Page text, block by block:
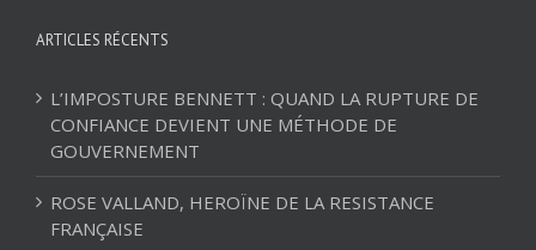
ARTICLES RÉCENTS
L’IMPOSTURE BENNETT : QUAND LA RUPTURE DE
CONFIANCE DEVIENT UNE MÉTHODE DE
GOUVERNEMENT
ROSE VALLAND, HEROÏNE DE LA RESISTANCE
FRANÇAISE